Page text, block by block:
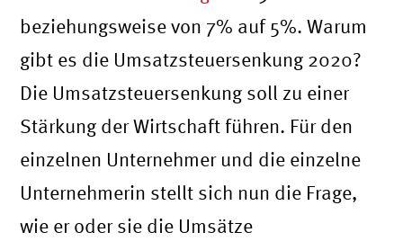
beziehungsweise von 7% auf 5%. Warum
gibt es die Umsatzsteuersenkung 2020?
Die Umsatzsteuersenkung soll zu einer
Stärkung der Wirtschaft führen. Für den
einzelnen Unternehmer und die einzelne
Unternehmerin stellt sich nun die Frage,
wie er oder sie die Umsätze